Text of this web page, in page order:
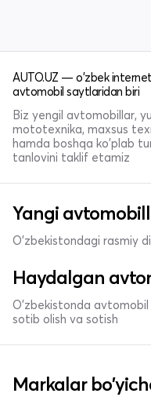
AUTO.UZ — o'zbek
avtomobil saytlaridan biri
Biz yengil avtomobillar,
mototexnika, maxsus
hamda boshqa ko'plab
tanlovini taklif etamiz
Yangi
O'zbekistondagi rasmiy
Haydalgan
O'zbekistonda avtomobil
sotib olish va sotish
Markalar